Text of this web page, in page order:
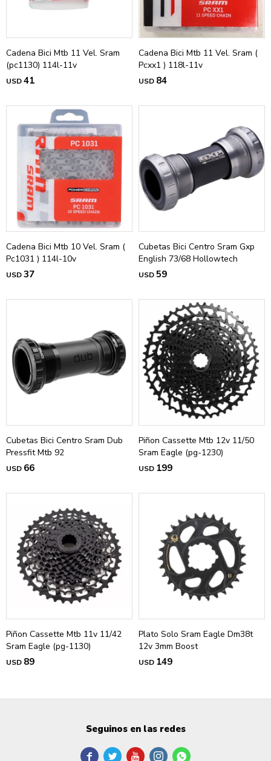
Cadena Bici Mtb 11 Vel. Sram
(pc1130) 114l-11v
USD41
Cadena Bici Mtb 11 Vel. Sram (
Pcxx1 ) 118l-11v
USD 84
Cadena Bici Mtb 10 Vel. Sram (
Pc1031 ) 114l-10v
USD37
Cubetas Bici Centro Sram Gxp
English 73/68 Hollowtech
USD59
Cubetas Bici Centro Sram Dub
Pressfit Mtb 92
USD 66
Piñon Cassette Mtb 12v 11/50
Sram Eagle (pg-1230)
USD 199
Piñon Cassette Mtb 11v 11/42
Sram Eagle (pg-1130)
USD 89
Plato Solo Sram Eagle Dm38t
12v 3mm Boost
USD 149
Seguinos en las redes
    